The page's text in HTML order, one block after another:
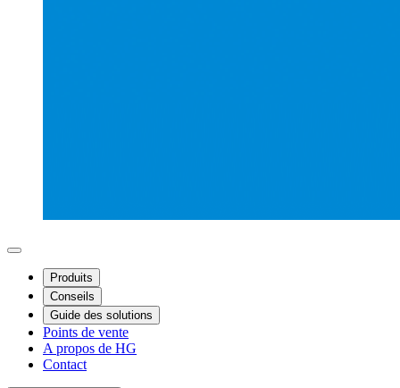
Produits
Conseils
Guide des solutions
Points de vente
A propos de HG
Contact